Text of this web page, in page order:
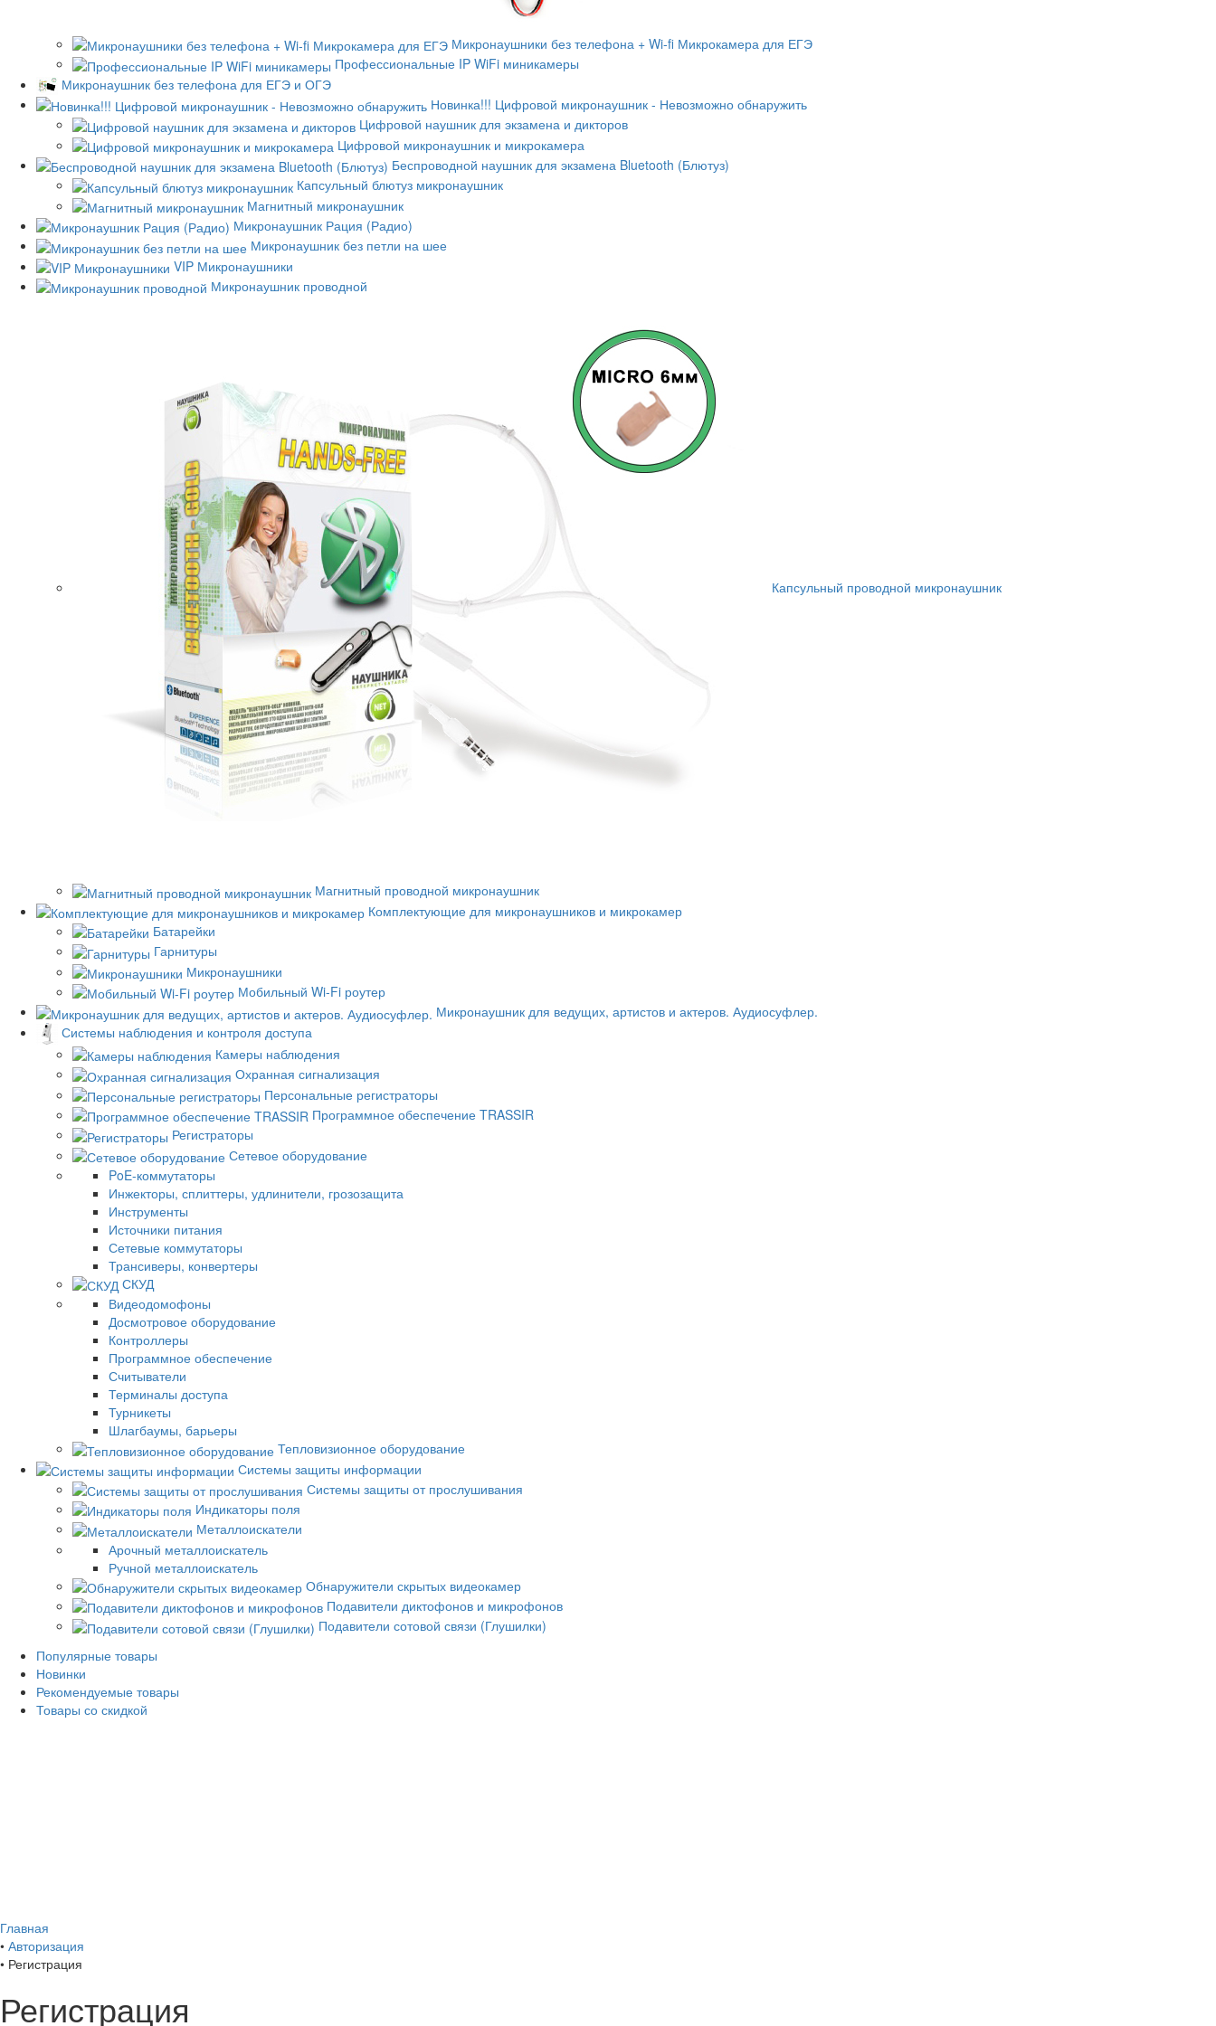
Микронаушники без телефона + Wi-fi Микрокамера для ЕГЭ
Профессиональные IP WiFi миникамеры
Микронаушник без телефона для ЕГЭ и ОГЭ
Новинка!!! Цифровой микронаушник - Невозможно обнаружить
Цифровой наушник для экзамена и дикторов
Цифровой микронаушник и микрокамера
Беспроводной наушник для экзамена Bluetooth (Блютуз)
Капсульный блютуз микронаушник
Магнитный микронаушник
Микронаушник Рация (Радио)
Микронаушник без петли на шее
VIP Микронаушники
Микронаушник проводной
Капсульный проводной микронаушник
Магнитный проводной микронаушник
Комплектующие для микронаушников и микрокамер
Батарейки
Гарнитуры
Микронаушники
Мобильный Wi-Fi роутер
Микронаушник для ведущих, артистов и актеров. Аудиосуфлер.
Системы наблюдения и контроля доступа
Камеры наблюдения
Охранная сигнализация
Персональные регистраторы
Программное обеспечение TRASSIR
Регистраторы
Сетевое оборудование
PoE-коммутаторы
Инжекторы, сплиттеры, удлинители, грозозащита
Инструменты
Источники питания
Сетевые коммутаторы
Трансиверы, конвертеры
СКУД
Видеодомофоны
Досмотровое оборудование
Контроллеры
Программное обеспечение
Считыватели
Терминалы доступа
Турникеты
Шлагбаумы, барьеры
Тепловизионное оборудование
Системы защиты информации
Системы защиты от прослушивания
Индикаторы поля
Металлоискатели
Арочный металлоискатель
Ручной металлоискатель
Обнаружители скрытых видеокамер
Подавители диктофонов и микрофонов
Подавители сотовой связи (Глушилки)
Популярные товары
Новинки
Рекомендуемые товары
Товары со скидкой
Главная
• Авторизация
• Регистрация
Регистрация